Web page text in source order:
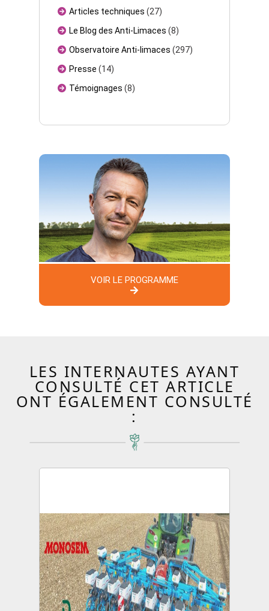
Articles techniques (27)
Le Blog des Anti-Limaces (8)
Observatoire Anti-limaces (297)
Presse (14)
Témoignages (8)
VOIR LE PROGRAMME
LES INTERNAUTES AYANT
CONSULTÉ CET ARTICLE
ONT ÉGALEMENT CONSULTÉ
: